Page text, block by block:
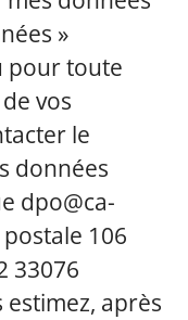
»
pour toute
vos
le
données
dpo@ca-
106
33076
estimez, après